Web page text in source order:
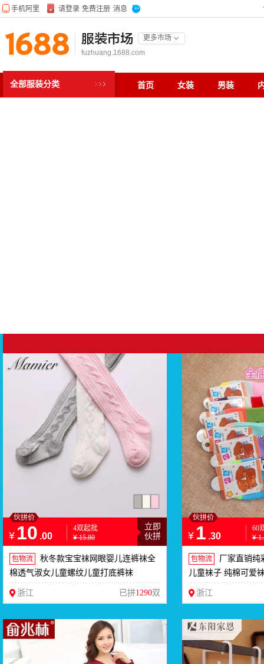
服装市场
更多市场
fuzhuang.1688.com
全部服装分类 首页 女装 男装
伙拼价
¥ 10 .00
4双起批
¥15.80
立即
伙拼
包物流
秋冬款宝宝袜网眼婴儿连裤袜全
棉透气淑女儿童螺纹儿童打底裤袜
浙江 已拼1290双
伙拼价
¥ 1 .30
60
¥
包物流
厂家直销纯
儿童袜子 纯棉可爱
浙江